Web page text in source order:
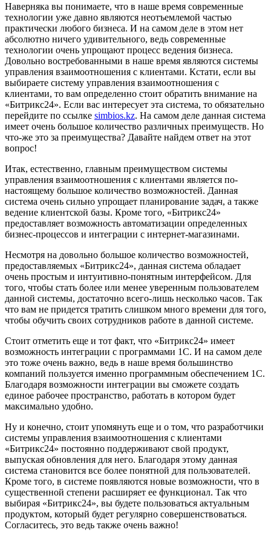
Наверняка вы понимаете, что в наше время современные
технологии уже давно являются неотъемлемой частью
практически любого бизнеса. И на самом деле в этом нет
абсолютно ничего удивительного, ведь современные
технологии очень упрощают процесс ведения бизнеса.
Довольно востребованными в наше время являются системы
управления взаимоотношения с клиентами. Кстати, если вы
выбираете систему управления взаимоотношения с
клиентами, то вам определенно стоит обратить внимание на
«Битрикс24». Если вас интересует эта система, то обязательно
перейдите по ссылке simbios.kz. На самом деле данная система
имеет очень большое количество различных преимуществ. Но
что-же это за преимущества? Давайте найдем ответ на этот
вопрос!
Итак, естественно, главным преимуществом системы
управления взаимоотношения с клиентами является по-
настоящему большое количество возможностей. Данная
система очень сильно упрощает планирование задач, а также
ведение клиентской базы. Кроме того, «Битрикс24»
предоставляет возможность автоматизации определенных
бизнес-процессов и интеграции с интернет-магазинами.
Несмотря на довольно большое количество возможностей,
предоставляемых «Битрикс24», данная система обладает
очень простым и интуитивно-понятным интерфейсом. Для
того, чтобы стать более или менее уверенным пользователем
данной системы, достаточно всего-лишь несколько часов. Так
что вам не придется тратить слишком много времени для того,
чтобы обучить своих сотрудников работе в данной системе.
Стоит отметить еще и тот факт, что «Битрикс24» имеет
возможность интеграции с программами 1С. И на самом деле
это тоже очень важно, ведь в наше время большинство
компаний пользуется именно программным обеспечением 1С.
Благодаря возможности интеграции вы сможете создать
единое рабочее пространство, работать в котором будет
максимально удобно.
Ну и конечно, стоит упомянуть еще и о том, что разработчики
системы управления взаимоотношения с клиентами
«Битрикс24» постоянно поддерживают свой продукт,
выпуская обновления для него. Благодаря этому данная
система становится все более понятной для пользователей.
Кроме того, в системе появляются новые возможности, что в
существенной степени расширяет ее функционал. Так что
выбирая «Битрикс24», вы будете пользоваться актуальным
продуктом, который будет регулярно совершенствоваться.
Согласитесь, это ведь также очень важно!